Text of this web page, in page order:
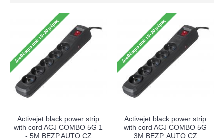
Activejet black power strip
with cord ACJ COMBO 5G 1
- 5M BEZP.AUTO CZ
Activejet black power strip
with cord ACJ COMBO 5G
3M BEZP. AUTO CZ